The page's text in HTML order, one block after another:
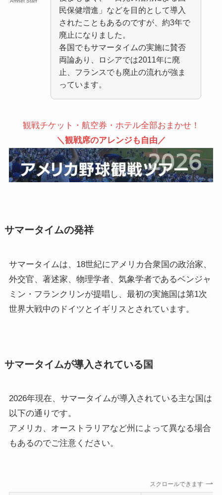
民保健増進」などを目的として導入
されたこともあるのですが、約3年で
廃止になりました。
各国でもサマータイムの実施に賛否
両論あり、ロシアでは2011年に廃
止、フランスでも廃止の流れが強ま
っています。
観戦チケット・航空券・ホテル全部おまかせ！
＼観戦席のアレンジも自由／
サマータイムの発祥
サマータイムは、18世紀にアメリカ合衆国の政治家、
外交官、著述家、物理学者、気象学者であるベンジャ
ミン・フランクリンが提唱し、最初の実施国は第1次
世界大戦中のドイツとイギリスとされています。
サマータイムが導入されている国
2026年現在、サマータイムが導入されている主な国は
以下の通りです。
アメリカ、オーストラリアなど州によって異なる場合
もあるのでご注意ください。
スクロールできます